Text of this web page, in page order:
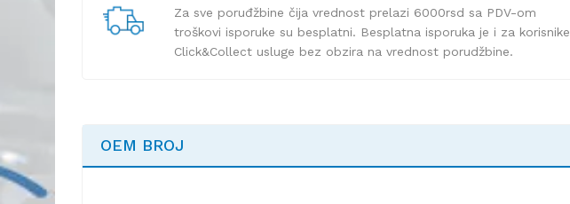
Za sve poruđžbine čija vrednost prelazi 6000rsd sa PDV-om
troškovi isporuke su besplatni. Besplatna isporuka je i za korisnike
Click&Collect usluge bez obzira na vrednost porudžbine.
OEM BROJ